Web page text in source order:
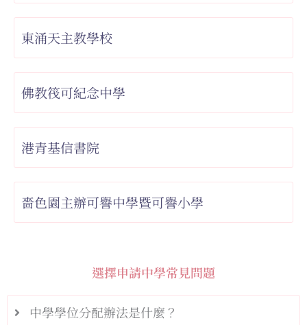
東涌天主教學校
佛教筏可紀念中學
港青基信書院
嗇色園主辦可譽中學暨可譽小學
選擇申請中學常見問題
中學學位分配辦法是什麼？